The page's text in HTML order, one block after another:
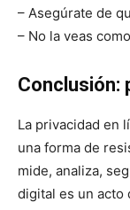
– Asegúrate de
– No la veas
Conclusión:
La privacidad en
una forma de
mide, analiza,
digital es un acto